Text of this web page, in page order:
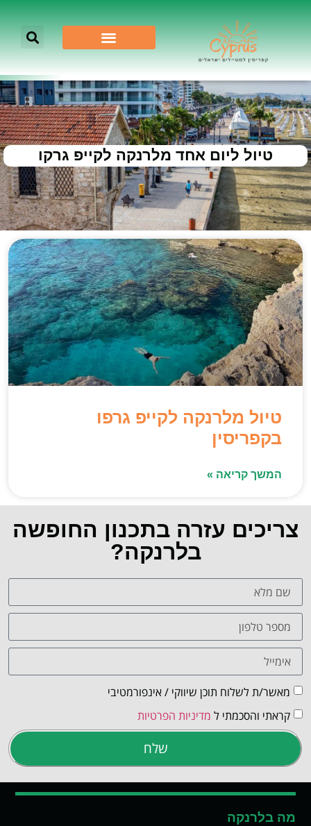
טיול ליום אחד מלרנקה לקייפ גרקו
טיול מלרנקה לקייפ גרפו
בקפריסין
המשך קריאה »
צריכים עזרה בתכנון החופשה
בלרנקה?
מאשר/ת לשלוח תוכן שיווקי / אינפורמטיבי
קראתי והסכמתי ל מדיניות הפרטיות
שלח
מה בלרנקה